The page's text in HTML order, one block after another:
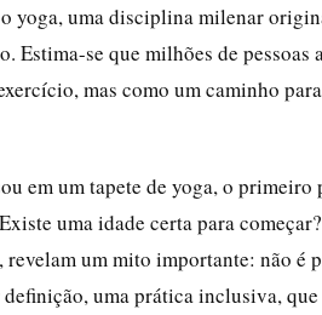
yoga, uma disciplina milenar
Estima-se que milhões de
mas como um caminho
em um tapete de yoga, o
uma idade certa para
revelam um mito importante: não
uma prática inclusiva,